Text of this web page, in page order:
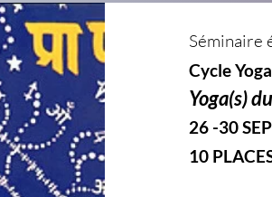
Séminaire
CycleYoga
Yoga(s)
26 -30
10